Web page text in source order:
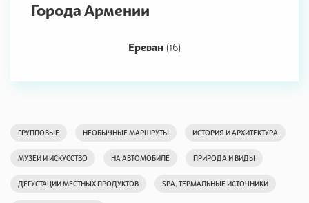
Города Армении
Ереван (16)
ГРУППОВЫЕ НЕОБЫЧНЫЕ МАРШРУТЫ ИСТОРИЯ И АРХИТЕКТУРА
МУЗЕИ И ИСКУССТВО НА АВТОМОБИЛЕ ПРИРОДА И ВИДЫ
ДЕГУСТАЦИИ МЕСТНЫХ ПРОДУКТОВ SPA, ТЕРМАЛЬНЫЕ ИСТОЧНИКИ